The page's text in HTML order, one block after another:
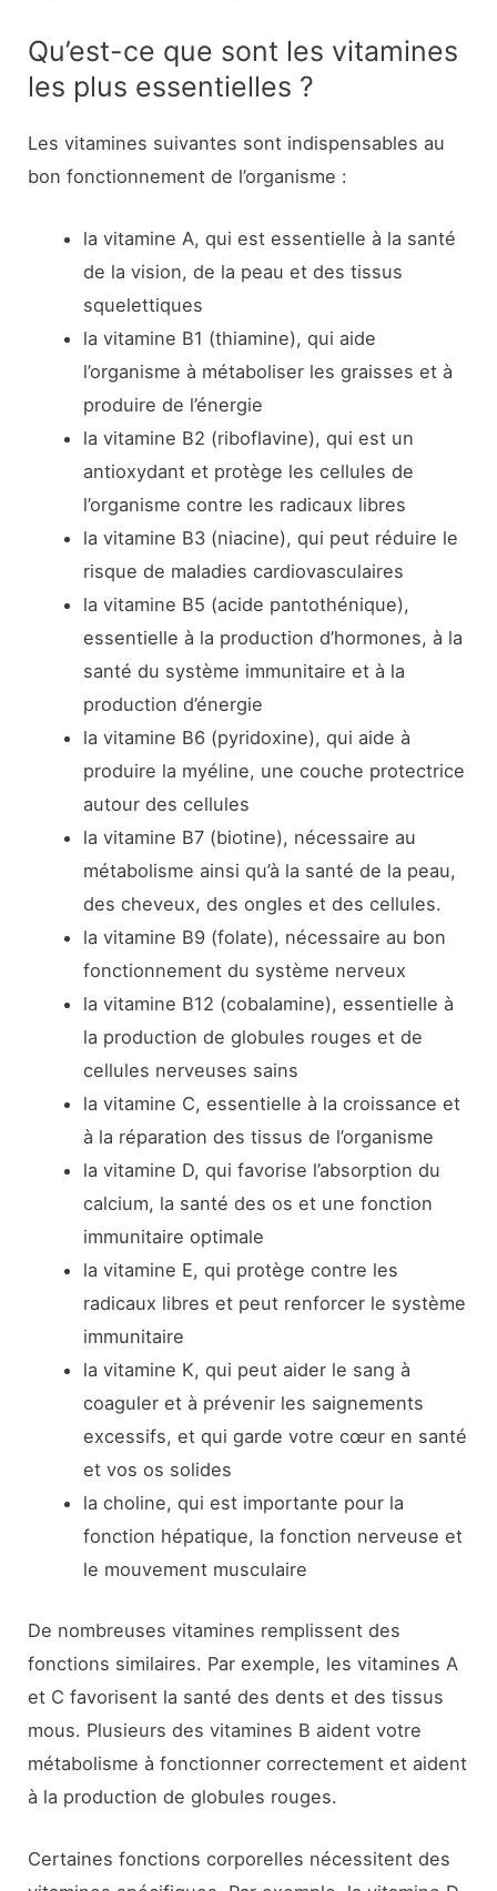
Qu’est-ce que sont les vitamines
les plus essentielles ?
Les vitamines suivantes sont indispensables au
bon fonctionnement de l’organisme :
la vitamine A, qui est essentielle à la santé
de la vision, de la peau et des tissus
squelettiques
la vitamine B1 (thiamine), qui aide
l’organisme à métaboliser les graisses et à
produire de l’énergie
la vitamine B2 (riboflavine), qui est un
antioxydant et protège les cellules de
l’organisme contre les radicaux libres
la vitamine B3 (niacine), qui peut réduire le
risque de maladies cardiovasculaires
la vitamine B5 (acide pantothénique),
essentielle à la production d’hormones, à la
santé du système immunitaire et à la
production d’énergie
la vitamine B6 (pyridoxine), qui aide à
produire la myéline, une couche protectrice
autour des cellules
la vitamine B7 (biotine), nécessaire au
métabolisme ainsi qu’à la santé de la peau,
des cheveux, des ongles et des cellules.
la vitamine B9 (folate), nécessaire au bon
fonctionnement du système nerveux
la vitamine B12 (cobalamine), essentielle à
la production de globules rouges et de
cellules nerveuses sains
la vitamine C, essentielle à la croissance et
à la réparation des tissus de l’organisme
la vitamine D, qui favorise l’absorption du
calcium, la santé des os et une fonction
immunitaire optimale
la vitamine E, qui protège contre les
radicaux libres et peut renforcer le système
immunitaire
la vitamine K, qui peut aider le sang à
coaguler et à prévenir les saignements
excessifs, et qui garde votre cœur en santé
et vos os solides
la choline, qui est importante pour la
fonction hépatique, la fonction nerveuse et
le mouvement musculaire
De nombreuses vitamines remplissent des
fonctions similaires. Par exemple, les vitamines A
et C favorisent la santé des dents et des tissus
mous. Plusieurs des vitamines B aident votre
métabolisme à fonctionner correctement et aident
à la production de globules rouges.
Certaines fonctions corporelles nécessitent des